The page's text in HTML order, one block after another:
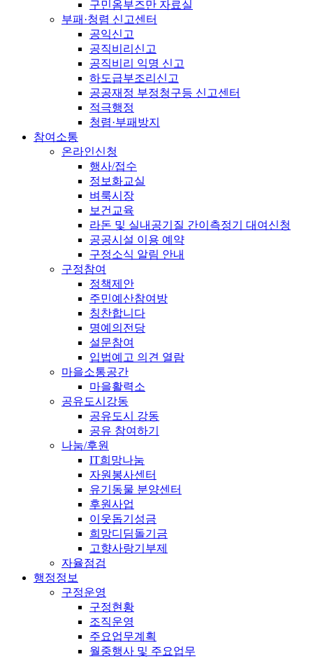
구민옴부즈만 자료실
부패·청렴 신고센터
공익신고
공직비리신고
공직비리 익명 신고
하도급부조리신고
공공재정 부정청구등 신고센터
적극행정
청렴·부패방지
참여소통
온라인신청
행사/접수
정보화교실
벼룩시장
보건교육
라돈 및 실내공기질 간이측정기 대여신청
공공시설 이용 예약
구정소식 알림 안내
구정참여
정책제안
주민예산참여방
칭찬합니다
명예의전당
설문참여
입법예고 의견 열람
마을소통공간
마을활력소
공유도시강동
공유도시 강동
공유 참여하기
나눔/후원
IT희망나눔
자원봉사센터
유기동물 분양센터
후원사업
이웃돕기성금
희망디딤돌기금
고향사랑기부제
자율점검
행정정보
구정운영
구정현황
조직운영
주요업무계획
월중행사 및 주요업무